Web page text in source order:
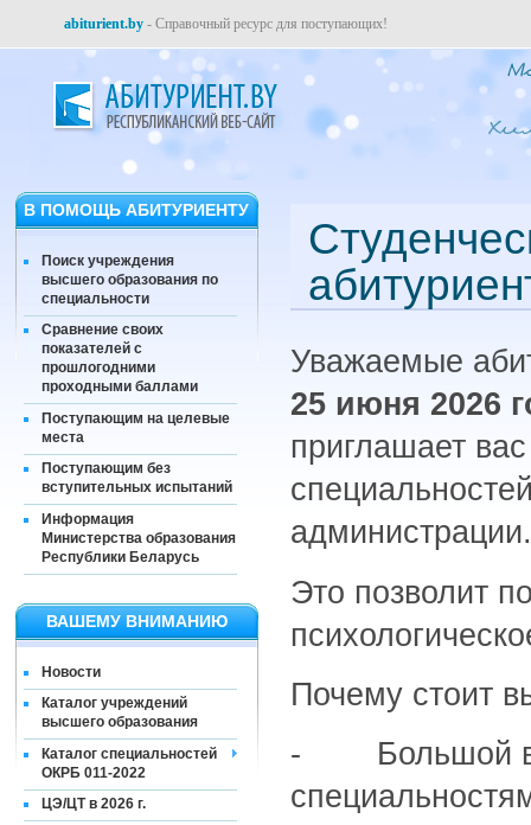
abiturient.by - Справочный ресурс для поступающих!
В ПОМОЩЬ АБИТУРИЕНТУ
Поиск учреждения
высшего образования по
специальности
Сравнение своих
показателей с
прошлогодними
проходными баллами
Поступающим на целевые
места
Поступающим без
вступительных испытаний
Информация
Министерства образования
Республики Беларусь
ВАШЕМУ ВНИМАНИЮ
Новости
Каталог учреждений
высшего образования
Каталог специальностей
ОКРБ 011-2022
ЦЭ/ЦТ в 2026 г.
Уважаемые
25 июня 2026
приглашает
администрации.
Это позволит
Почему стоит
- Большой